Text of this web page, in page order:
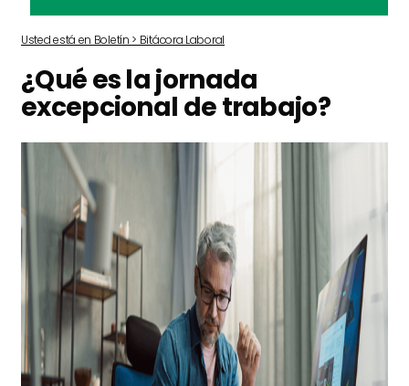
Usted está en Boletín > Bitácora Laboral
¿Qué es la jornada
excepcional de trabajo?